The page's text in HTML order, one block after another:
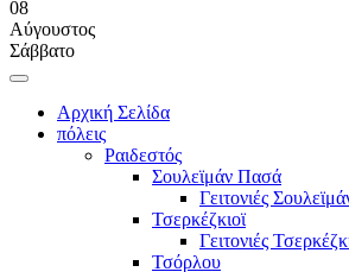
08
Αύγουστος
Σάββατο
Αρχική Σελίδα
πόλεις
Ραιδεστός
Σουλεϊμάν Πασά
Γειτονιές
Τσερκέζκιοϊ
Γειτονιές
Τσόρλου